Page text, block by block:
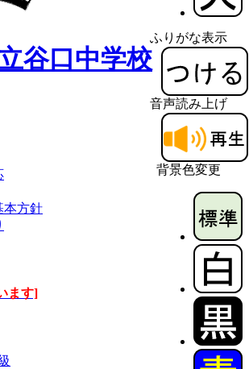
ふりがな表示
音声読み上げ
背景色変更
谷口中学校
本方針
ます]